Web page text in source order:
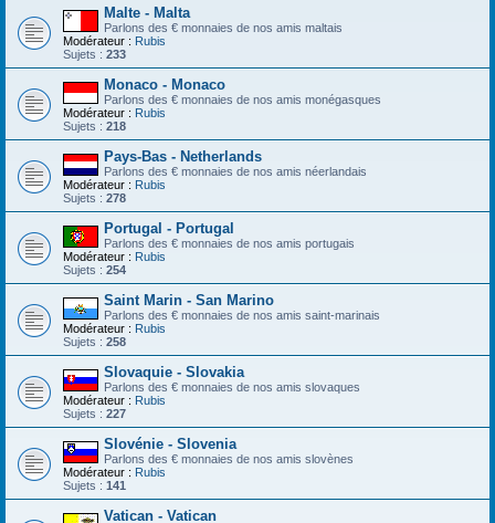
Malte - Malta
Parlons des € monnaies de nos amis maltais
Modérateur : Rubis
Sujets : 233
Monaco - Monaco
Parlons des € monnaies de nos amis monégasques
Modérateur : Rubis
Sujets : 218
Pays-Bas - Netherlands
Parlons des € monnaies de nos amis néerlandais
Modérateur : Rubis
Sujets : 278
Portugal - Portugal
Parlons des € monnaies de nos amis portugais
Modérateur : Rubis
Sujets : 254
Saint Marin - San Marino
Parlons des € monnaies de nos amis saint-marinais
Modérateur : Rubis
Sujets : 258
Slovaquie - Slovakia
Parlons des € monnaies de nos amis slovaques
Modérateur : Rubis
Sujets : 227
Slovénie - Slovenia
Parlons des € monnaies de nos amis slovènes
Modérateur : Rubis
Sujets : 141
Vatican - Vatican